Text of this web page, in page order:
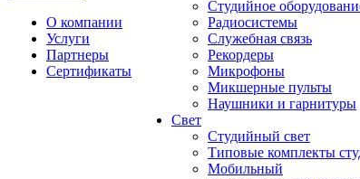
О компании
Услуги
Партнеры
Сертификаты
Студийное
Радиосистемы
Служебная связь
Рекордеры
Микрофоны
Микшерные пульты
Наушники и гарнитуры
Свет
Студийный свет
Типовые комплекты
Мобильный